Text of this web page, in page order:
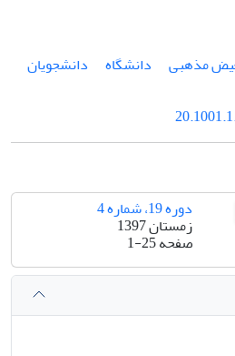
مذهبی دانشگاه
دانشجویان
دوره 19، شماره 4
زمستان 1397
صفحه1-25